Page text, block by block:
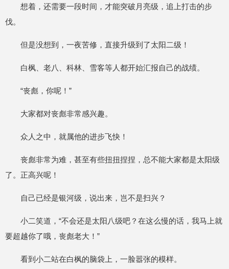
想着，还需要一段时间，才能突破月亮级，追上打击的步
伐。
但是没想到，一夜苦修，直接升级到了太阳二级！
白枫、老八、科林、雪客等人都开始汇报自己的战绩。
“丧彪，你呢！”
大家都对丧彪非常感兴趣。
众人之中，就属他的进步飞快！
丧彪非常为难，甚至有些扭扭捏捏，总不能大家都是太阳级
了。正高兴呢！
自己已经是银河级，说出来，岂不是扫兴？
小二笑道，“不会还是太阳八级吧？在这么慢的话，我马上就
要超越你了哦，丧彪老大！”
看到小二站在白枫的脑袋上，一脸嚣张的模样。